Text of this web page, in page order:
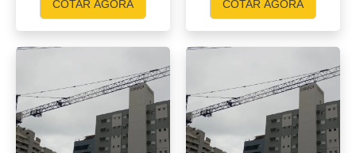
COTAR AGORA COTAR AGORA